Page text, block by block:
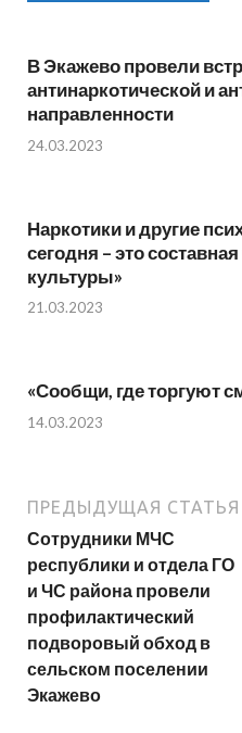
В Экажево провели
антинаркотической и
направленности
24.03.2023
Наркотики и другие
сегодня – это
культуры»
21.03.2023
«Сообщи, где торгуют
14.03.2023
ПРЕДЫДУЩАЯ СТАТЬЯ
Сотрудники МЧС
республики и отдела ГО
и ЧС района провели
профилактический
подворовый обход в
сельском поселении
Экажево